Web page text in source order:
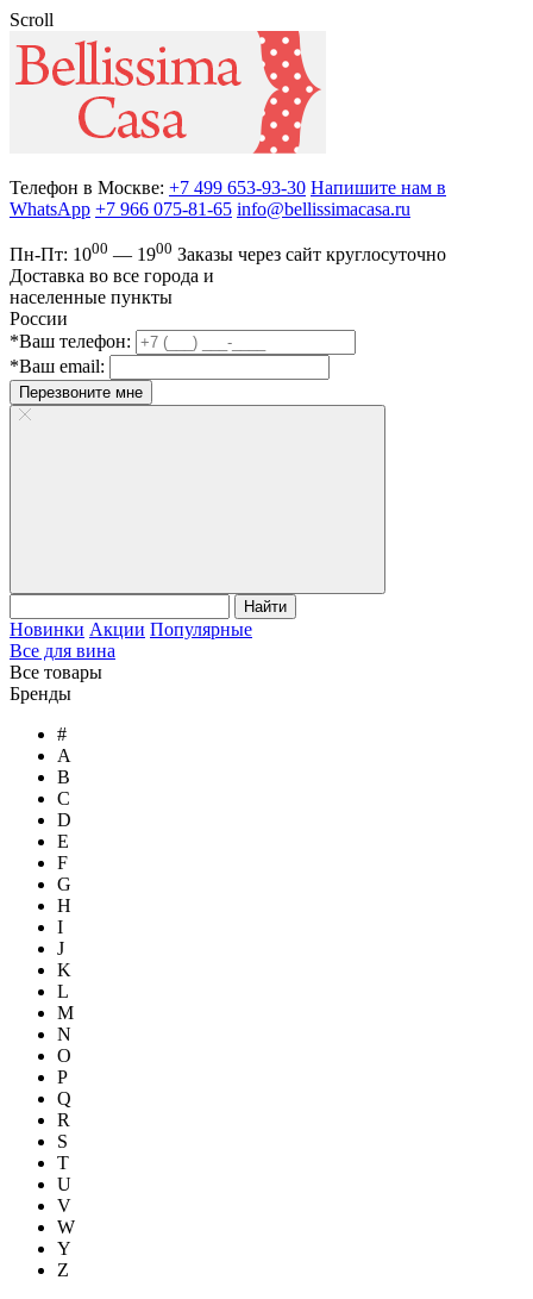
Scroll
Телефон в Москве: +7 499 653-93-30 Напишите нам в
WhatsApp +7 966 075-81-65 info@bellissimacasa.ru
Пн-Пт: 1000 — 1900 Заказы через сайт круглосуточно
Доставка во все города и
населенные пункты
России
*Ваш телефон:
*Ваш email:
Перезвоните мне
Найти
Новинки Акции Популярные
Все для вина
Все товары
Бренды
#
A
B
C
D
E
F
G
H
I
J
K
L
M
N
O
P
Q
R
S
T
U
V
W
Y
Z